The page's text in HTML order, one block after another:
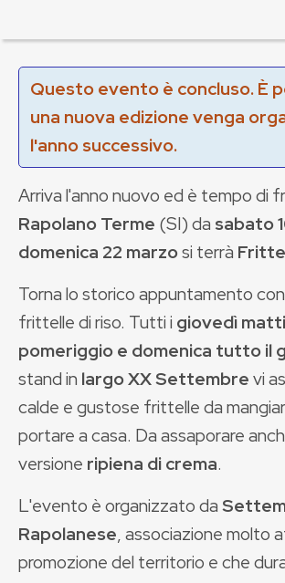
Questo evento è concluso. È
una nuova edizione venga
l'anno successivo.
Arriva l'anno nuovo ed è tempo di
Rapolano Terme (SI) da sabato
domenica 22 marzosi terrà
Torna lo storico appuntamento
frittelle di riso. Tutti i giovedì
pomeriggio e domenica tutto il
stand in largo XX Settembrevi
calde e gustose frittelle da
portare a casa. Da assaporare
versione ripiena di crema.
L'evento è organizzato da
Rapolanese, associazione molto
promozione del territorio e che